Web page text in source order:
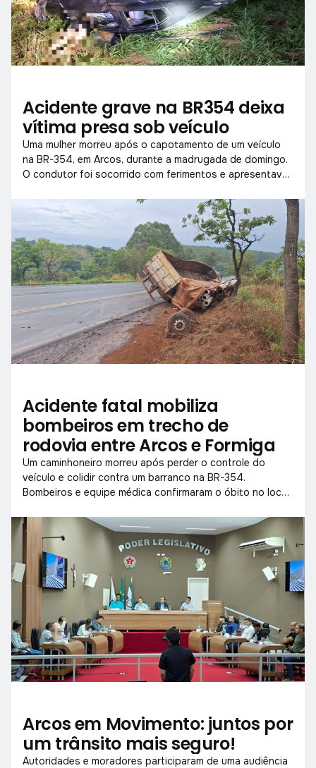
Acidente grave na BR354 deixa
vítima presa sob veículo
Uma mulher morreu após o capotamento de um veículo
na BR-354, em Arcos, durante a madrugada de domingo.
O condutor foi socorrido com ferimentos e apresentava
Acidente fatal mobiliza
bombeiros em trecho de
rodovia entre Arcos e Formiga
Um caminhoneiro morreu após perder o controle do
veículo e colidir contra um barranco na BR-354.
Bombeiros e equipe médica confirmaram o óbito no local,
Arcos em Movimento: juntos por
um trânsito mais seguro!
Autoridades e moradores participaram de uma audiência